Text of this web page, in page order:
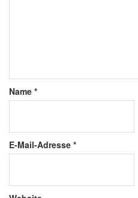
Name *
E-Mail-Adresse *